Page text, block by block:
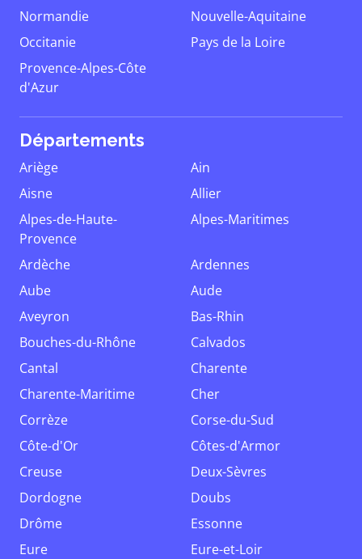
Normandie
Nouvelle-Aquitaine
Occitanie
Pays de la Loire
Provence-Alpes-Côte
d'Azur
Départements
Ariège
Ain
Aisne
Allier
Alpes-de-Haute-
Provence
Alpes-Maritimes
Ardèche
Ardennes
Aube
Aude
Aveyron
Bas-Rhin
Bouches-du-Rhône
Calvados
Cantal
Charente
Charente-Maritime
Cher
Corrèze
Corse-du-Sud
Côte-d'Or
Côtes-d'Armor
Creuse
Deux-Sèvres
Dordogne
Doubs
Drôme
Essonne
Eure
Eure-et-Loir